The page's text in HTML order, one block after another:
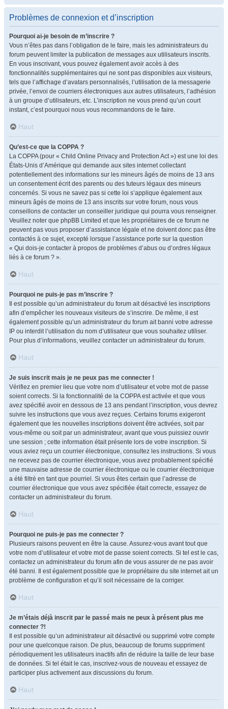
Problèmes de connexion et d’inscription
Pourquoi ai-je besoin de m’inscrire ?
Vous n’êtes pas dans l’obligation de le faire, mais les administrateurs du
forum peuvent limiter la publication de messages aux utilisateurs inscrits.
En vous inscrivant, vous pouvez également avoir accès à des
fonctionnalités supplémentaires qui ne sont pas disponibles aux visiteurs,
tels que l’affichage d’avatars personnalisés, l’utilisation de la messagerie
privée, l’envoi de courriers électroniques aux autres utilisateurs, l’adhésion
à un groupe d’utilisateurs, etc. L’inscription ne vous prend qu’un court
instant, c’est pourquoi nous vous recommandons de le faire.
Haut
Qu’est-ce que la COPPA ?
La COPPA (pour « Child Online Privacy and Protection Act ») est une loi des
États-Unis d’Amérique qui demande aux sites internet collectant
potentiellement des informations sur les mineurs âgés de moins de 13 ans
un consentement écrit des parents ou des tuteurs légaux des mineurs
concernés. Si vous ne savez pas si cette loi s’applique également aux
mineurs âgés de moins de 13 ans inscrits sur votre forum, nous vous
conseillons de contacter un conseiller juridique qui pourra vous renseigner.
Veuillez noter que phpBB Limited et que les propriétaires de ce forum ne
peuvent pas vous proposer d’assistance légale et ne doivent donc pas être
contactés à ce sujet, excepté lorsque l’assistance porte sur la question
« Qui dois-je contacter à propos de problèmes d’abus ou d’ordres légaux
liés à ce forum ? ».
Haut
Pourquoi ne puis-je pas m’inscrire ?
Il est possible qu’un administrateur du forum ait désactivé les inscriptions
afin d’empêcher les nouveaux visiteurs de s’inscrire. De même, il est
également possible qu’un administrateur du forum ait banni votre adresse
IP ou interdit l’utilisation du nom d’utilisateur que vous souhaitez utiliser.
Pour plus d’informations, veuillez contacter un administrateur du forum.
Haut
Je suis inscrit mais je ne peux pas me connecter !
Vérifiez en premier lieu que votre nom d’utilisateur et votre mot de passe
soient corrects. Si la fonctionnalité de la COPPA est activée et que vous
avez spécifié avoir en dessous de 13 ans pendant l’inscription, vous devrez
suivre les instructions que vous avez reçues. Certains forums exigeront
également que les nouvelles inscriptions doivent être activées, soit par
vous-même ou soit par un administrateur, avant que vous puissiez ouvrir
une session ; cette information était présente lors de votre inscription. Si
vous aviez reçu un courrier électronique, consultez les instructions. Si vous
ne recevez pas de courrier électronique, vous avez probablement spécifié
une mauvaise adresse de courrier électronique ou le courrier électronique
a été filtré en tant que pourriel. Si vous êtes certain que l’adresse de
courrier électronique que vous avez spécifiée était correcte, essayez de
contacter un administrateur du forum.
Haut
Pourquoi ne puis-je pas me connecter ?
Plusieurs raisons peuvent en être la cause. Assurez-vous avant tout que
votre nom d’utilisateur et votre mot de passe soient corrects. Si tel est le cas,
contactez un administrateur du forum afin de vous assurer de ne pas avoir
été banni. Il est également possible que le propriétaire du site internet ait un
problème de configuration et qu’il soit nécessaire de la corriger.
Haut
Je m’étais déjà inscrit par le passé mais ne peux à présent plus me
connecter ?!
Il est possible qu’un administrateur ait désactivé ou supprimé votre compte
pour une quelconque raison. De plus, beaucoup de forums suppriment
périodiquement les utilisateurs inactifs afin de réduire la taille de leur base
de données. Si tel était le cas, inscrivez-vous de nouveau et essayez de
participer plus activement aux discussions du forum.
Haut